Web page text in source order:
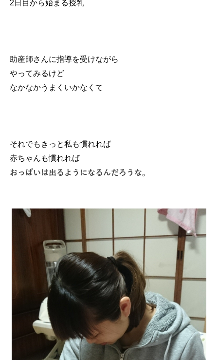
2日目から始まる授乳
助産師さんに指導を受けながら
やってみるけど
なかなかうまくいかなくて
それでもきっと私も慣れれば
赤ちゃんも慣れれば
おっぱいは出るようになるんだろうな。